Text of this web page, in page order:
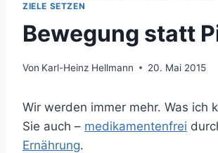
ZIELE SETZEN
Bewegung statt
Von Karl-Heinz Hellmann 20. Mai 2015
Wir werden immer mehr. Was ich
Sie auch – medikamentenfrei
Ernährung.